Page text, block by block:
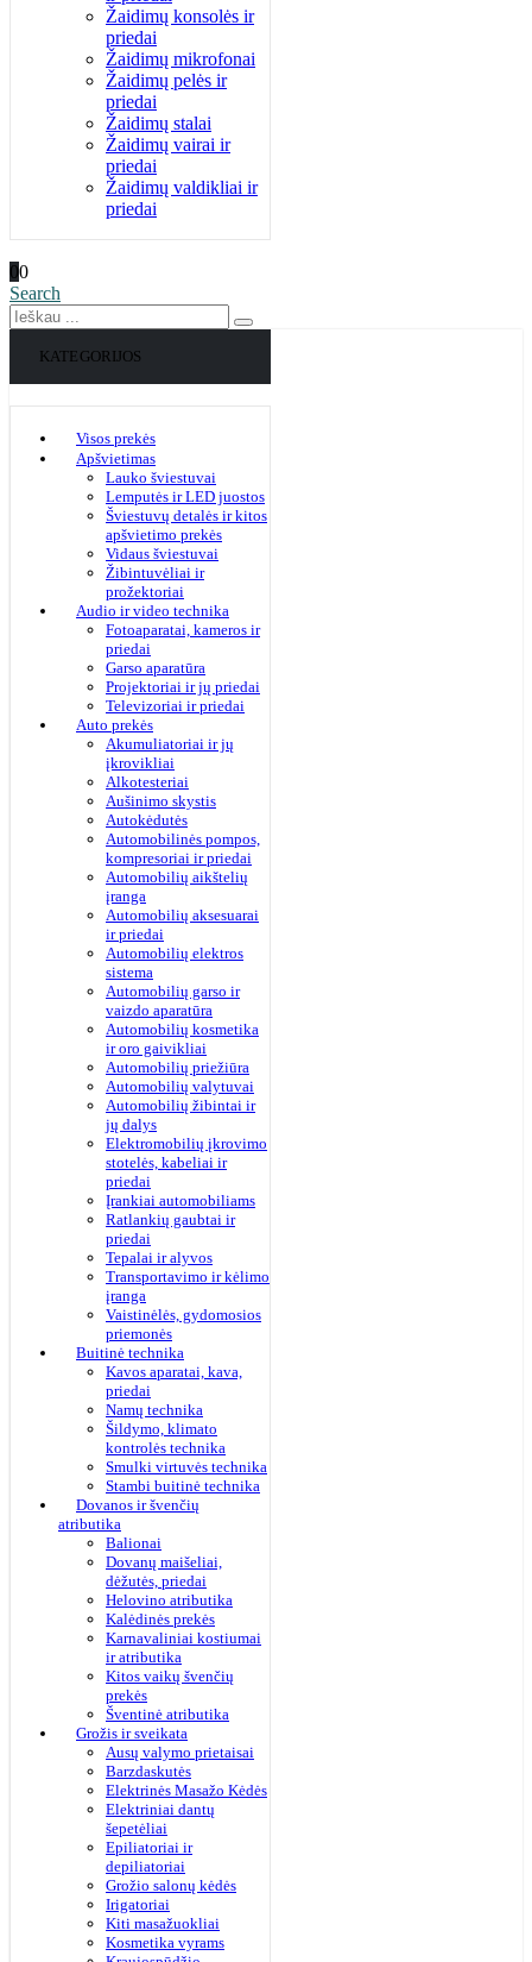
Žaidimų konsolės ir
priedai
Žaidimų mikrofonai
Žaidimų pelės ir
priedai
Žaidimų stalai
Žaidimų vairai ir
priedai
Žaidimų valdikliai ir
priedai
00
Search
KATEGORIJOS
Visos prekės
Apšvietimas
Lauko šviestuvai
Lemputės ir LED juostos
Šviestuvų detalės ir kitos
apšvietimo prekės
Vidaus šviestuvai
Žibintuvėliai ir
prožektoriai
Audio ir video technika
Fotoaparatai, kameros ir
priedai
Garso aparatūra
Projektoriai ir jų priedai
Televizoriai ir priedai
Auto prekės
Akumuliatoriai ir jų
įkrovikliai
Alkotesteriai
Aušinimo skystis
Autokėdutės
Automobilinės pompos,
kompresoriai ir priedai
Automobilių aikštelių
įranga
Automobilių aksesuarai
ir priedai
Automobilių elektros
sistema
Automobilių garso ir
vaizdo aparatūra
Automobilių kosmetika
ir oro gaivikliai
Automobilių priežiūra
Automobilių valytuvai
Automobilių žibintai ir
jų dalys
Elektromobilių įkrovimo
stotelės, kabeliai ir
priedai
Įrankiai automobiliams
Ratlankių gaubtai ir
priedai
Tepalai ir alyvos
Transportavimo ir kėlimo
įranga
Vaistinėlės, gydomosios
priemonės
Buitinė technika
Kavos aparatai, kava,
priedai
Namų technika
Šildymo, klimato
kontrolės technika
Smulki virtuvės technika
Stambi buitinė technika
Dovanos ir švenčių
atributika
Balionai
Dovanų maišeliai,
dėžutės, priedai
Helovino atributika
Kalėdinės prekės
Karnavaliniai kostiumai
ir atributika
Kitos vaikų švenčių
prekės
Šventinė atributika
Grožis ir sveikata
Ausų valymo prietaisai
Barzdaskutės
Elektrinės Masažo Kėdės
Elektriniai dantų
šepetėliai
Epiliatoriai ir
depiliatoriai
Grožio salonų kėdės
Irigatoriai
Kiti masažuokliai
Kosmetika vyrams